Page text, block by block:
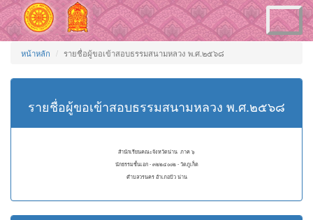
Toggle
navigation
หน้าหลัก รายชื่อผู้ขอเข้าสอบธรรมสนามหลวง พ.ศ.๒๕๖๘
รายชื่อผู้ขอเข้าสอบธรรมสนามหลวง พ.ศ.๒๕๖๘
สำนักเรียนคณะจังหวัดน่าน ภาค ๖
นักธรรมชั้นเอก - ๓๒๒๔๐๐๒ - วัดภูเก็ต
ตำบลวรนคร อำเภอปัว น่าน